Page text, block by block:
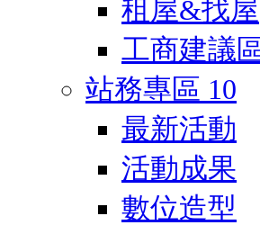
租屋&找屋
工商建議
站務專區 10
最新活動
活動成果
數位造型